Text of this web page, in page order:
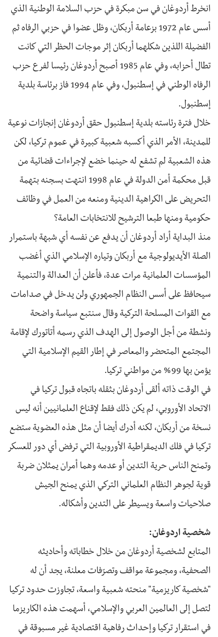
انخرط أردوغان في سن مبكرة في حزب السلامة الوطنية الذي
أسس عام 1972 بزعامة أربكان، وظل عضوا في حزبي الرفاه ثم
الفضيلة اللذين شكلهما أربكان إثر موجات الحظر التي كانت
تطال أحزابه، وفي عام 1985 أصبح أردوغان رئيسا لفرع حزب
الرفاه الوطني في إسطنبول، وفي عام 1994 فاز برئاسة بلدية
إسطنبول.
خلال فترة رئاسته بلدية إسطنبول حقق أردوغان إنجازات نوعية
للمدينة، الأمر الذي أكسبه شعبية كبيرة في عموم تركيا، لكن
هذه الشعبية لم تشفع له حينما خضع لإجراءات قضائية من
قبل محكمة أمن الدولة في عام 1998 انتهت بسجنه بتهمة
التحريض على الكراهية الدينية ومنعه من العمل في وظائف
حكومية ومنها طبعا الترشيح للانتخابات العامة؟
منذ البداية أراد أردوغان أن يدفع عن نفسه أي شبهة باستمرار
الصلة الأيديولوجية مع أربكان وتياره الإسلامي الذي أغضب
المؤسسات العلمانية مرات عدة، فأعلن أن العدالة والتنمية
سيحافظ على أسس النظام الجمهوري ولن يدخل في صدامات
مع القوات المسلحة التركية وقال سنتبع سياسة واضحة
ونشطة من أجل الوصول إلى الهدف الذي رسمه أتاتورك لإقامة
المجتمع المتحضر والمعاصر في إطار القيم الإسلامية التي
يؤمن بها 99% من مواطني تركيا.
في الوقت ذاته ألقى أردوغان بثقله باتجاه قبول تركيا في
الاتحاد الأوروبي، لم يكن ذلك فقط لإقناع العلمانيين أنه ليس
نسخة من أربكان، لكنه أدرك أيضا أن مثل هذه العضوية ستضع
تركيا في فلك الديمقراطية الأوروبية التي ترفض أي دور للعسكر
وتمنح الناس حرية التدين أو عدمه وهما أمران يمثلان ضربة
قوية لجوهر النظام العلماني التركي الذي يمنح الجيش
صلاحيات واسعة ويسيطر على التدين وأشكاله.
شخصية اردوغان:
المتابع لشخصية أردوغان من خلال خطاباته وأحاديثه
الصحفية، ومجموعة مواقف وتصرّفات معلنة، يجد أن له
"شخصية كاريزمية" منحته شعبية واسعة، تجاوزت حدود تركيا
لتصل إلى العالمين العربي والإسلامي، أسهمت هذه الكاريزما
في استقرار تركيا وإحداث رفاهية اقتصادية غير مسبوقة في